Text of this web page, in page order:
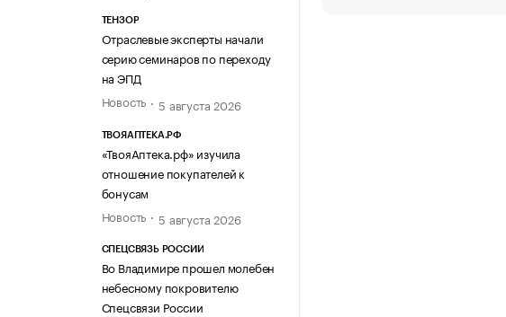
ТЕНЗОР
Отраслевые эксперты начали
серию семинаров по переходу
на ЭПД
Новость
5 августа 2026
ТВОЯАПТЕКА.РФ
«ТвояАптека.рф» изучила
отношение покупателей к
бонусам
Новость
5 августа 2026
СПЕЦСВЯЗЬ РОССИИ
Во Владимире прошел молебен
небесному покровителю
Спецсвязи России